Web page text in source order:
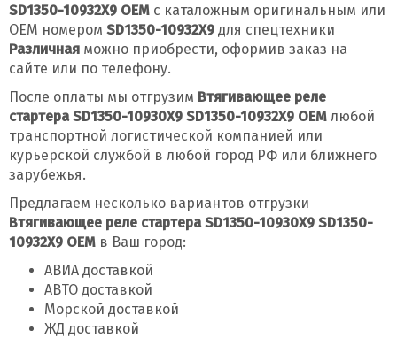
SD1350-10932X9 OEM с каталожным оригинальным или
OEM номером SD1350-10932X9 для спецтехники
Различная можно приобрести, оформив заказ на
сайте или по телефону.
После оплаты мы отгрузим Втягивающее реле
стартера SD1350-10930X9 SD1350-10932X9 OEM любой
транспортной логистической компанией или
курьерской службой в любой город РФ или ближнего
зарубежья.
Предлагаем несколько вариантов отгрузки
Втягивающее реле стартера SD1350-10930X9 SD1350-
10932X9 OEM в Ваш город:
АВИА доставкой
АВТО доставкой
Морской доставкой
ЖД доставкой